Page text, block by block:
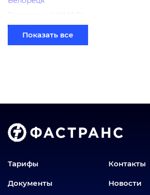
Белоярский (ХМАО)
Березники
Бийск
Волгоград
Донецк
Еманжелинск
Заводоуковск
Показать все
Тарифы Контакты
Документы Новости